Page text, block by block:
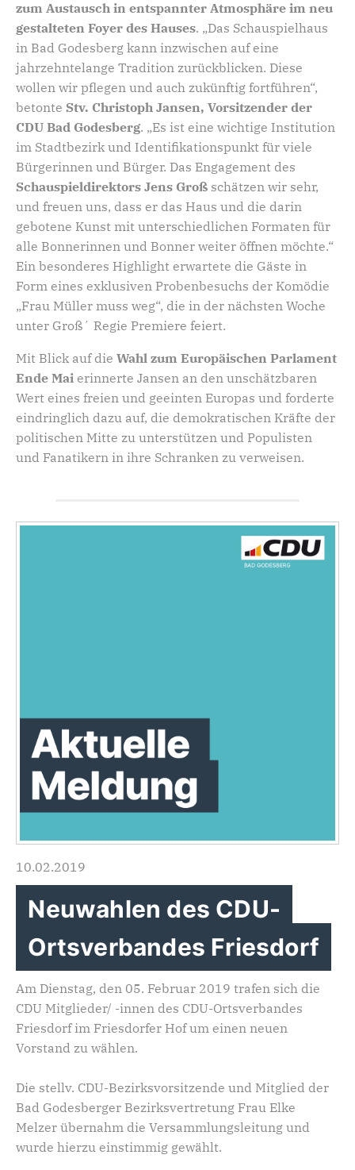
zum Austausch in entspannter Atmosphäre im neu
gestalteten Foyer des Hauses. „Das Schauspielhaus
in Bad Godesberg kann inzwischen auf eine
jahrzehntelange Tradition zurückblicken. Diese
wollen wir pflegen und auch zukünftig fortführen“,
betonte Stv. Christoph Jansen, Vorsitzender der
CDU Bad Godesberg. „Es ist eine wichtige Institution
im Stadtbezirk und Identifikationspunkt für viele
Bürgerinnen und Bürger. Das Engagement des
Schauspieldirektors Jens Groß schätzen wir sehr,
und freuen uns, dass er das Haus und die darin
gebotene Kunst mit unterschiedlichen Formaten für
alle Bonnerinnen und Bonner weiter öffnen möchte.“
Ein besonderes Highlight erwartete die Gäste in
Form eines exklusiven Probenbesuchs der Komödie
„Frau Müller muss weg“, die in der nächsten Woche
unter Groß´ Regie Premiere feiert.
Mit Blick auf dieWahl zum Europäischen Parlament
Ende Mai erinnerte Jansen an den unschätzbaren
Wert eines freien und geeinten Europas und forderte
eindringlich dazu auf, die demokratischen Kräfte der
politischen Mitte zu unterstützen und Populisten
und Fanatikern in ihre Schranken zu verweisen.
10.02.2019
Neuwahlen des CDU-
Ortsverbandes Friesdorf
Am Dienstag, den 05. Februar 2019 trafen sich die
CDU Mitglieder/ -innen des CDU-Ortsverbandes
Friesdorf im Friesdorfer Hof um einen neuen
Vorstand zu wählen.
Die stellv. CDU-Bezirksvorsitzende und Mitglied der
Bad Godesberger Bezirksvertretung Frau Elke
Melzer übernahm die Versammlungsleitung und
wurde hierzu einstimmig gewählt.